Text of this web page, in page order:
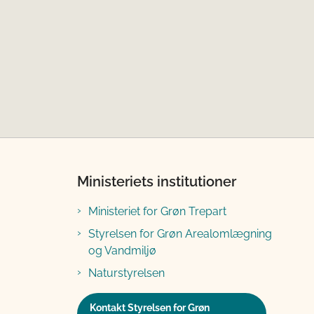
Ministeriets institutioner
Ministeriet for Grøn Trepart
Styrelsen for Grøn Arealomlægning
og Vandmiljø
Naturstyrelsen
Kontakt Styrelsen for Grøn